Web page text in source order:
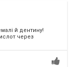
й дентину!
через